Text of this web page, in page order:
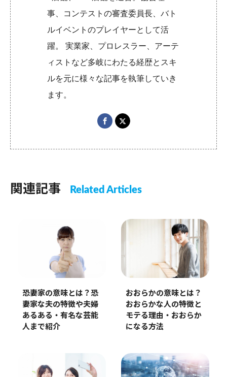
事、コンテストの審査委員長、バト
ルイベントのプレイヤーとして活
躍。 実業家、プロレスラー、アーテ
ィストなど多岐にわたる経歴とスキ
ルを元に様々な記事を執筆していき
ます。
関連記事 Related Articles
恐妻家の意味とは？恐
妻家な夫の特徴や夫婦
あるある・有名な芸能
人まで紹介
おおらかの意味とは？
おおらかな人の特徴と
モテる理由・おおらか
になる方法